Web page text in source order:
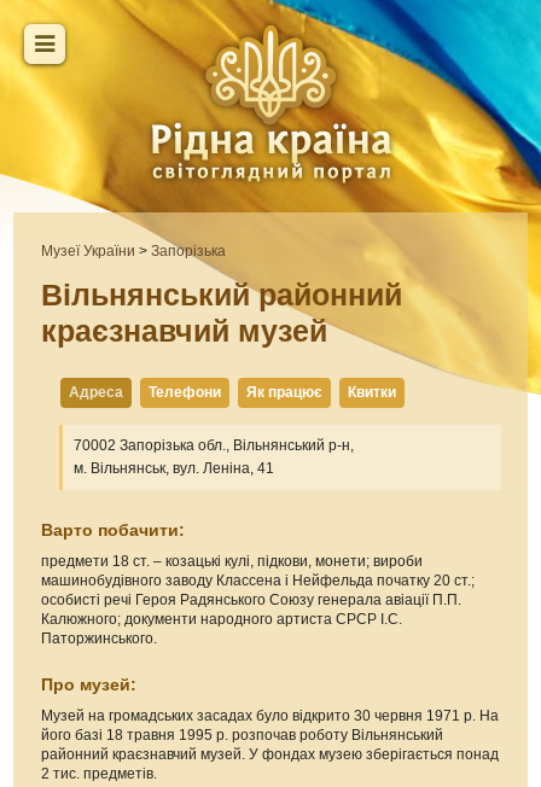
Музеї України >Запорізька
Вільнянський районний
краєзнавчий музей
Адреса Телефони Як працює Квитки
70002 Запорізька обл., Вільнянський р-н,
м. Вільнянськ, вул. Леніна, 41
Варто побачити:
предмети 18 ст. – козацькі кулі, підкови, монети; вироби
машинобудівного заводу Классена і Нейфельда початку 20 ст.;
особисті речі Героя Радянського Союзу генерала авіації П.П.
Калюжного; документи народного артиста СРСР І.С.
Паторжинського.
Про музей:
Музей на громадських засадах було відкрито 30 червня 1971 р. На
його базі 18 травня 1995 р. розпочав роботу Вільнянський
районний краєзнавчий музей. У фондах музею зберігається понад
2 тис. предметів.